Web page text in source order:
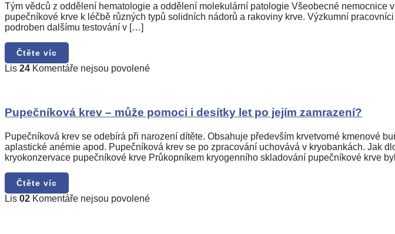
pupečníkové
krve
Tým vědců z oddělení hematologie a oddělení molekulární patologie Všeobecné
pupečníkové krve k léčbě různých typů solidních nádorů a rakoviny krve. Výzkumní
podroben dalšímu testování v […]
Čtěte víc
Lis 24 Komentáře nejsou povolenéu
Pupečníková
krev
může
pomoci
i
Pupečníková krev – může pomoci i desítky let po jejím zamrazení?
Pupečníková krev se odebírá při narození dítěte. Obsahuje především krvetvorné kmenové
aplastické anémie apod. Pupečníková krev se po zpracování uchovává v kryobankách. Jak
kryokonzervace pupečníkové krve Průkopníkem kryogenního skladování pupečníkové krve
Čtěte víc
Lis 02 Komentáře nejsou povolenéu